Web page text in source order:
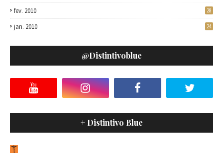
fev. 2010 28
jan. 2010 24
@distintivoblue
+ Distintivo Blue